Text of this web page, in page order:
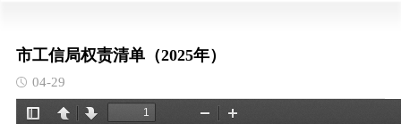
市工信局权责清单（2025年）
04-29